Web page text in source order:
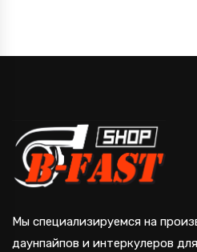
Мы специализируемся на
даунпайпов и интеркулеров